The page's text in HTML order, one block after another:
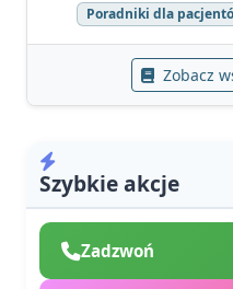
Poradniki dla
Zobacz
Szybkie akcje
Zadzwoń